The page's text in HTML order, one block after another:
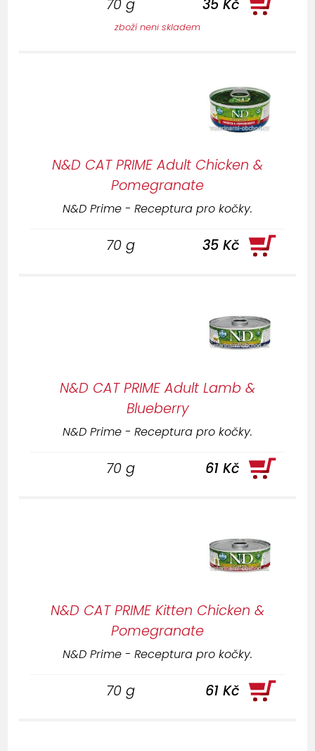
70 g 35 Kč
zboží neni skladem
N&D CAT PRIME Adult Chicken &
Pomegranate
N&D Prime - Receptura pro kočky.
70 g 35 Kč
N&D CAT PRIME Adult Lamb &
Blueberry
N&D Prime - Receptura pro kočky.
70 g 61 Kč
N&D CAT PRIME Kitten Chicken &
Pomegranate
N&D Prime - Receptura pro kočky.
70 g 61 Kč